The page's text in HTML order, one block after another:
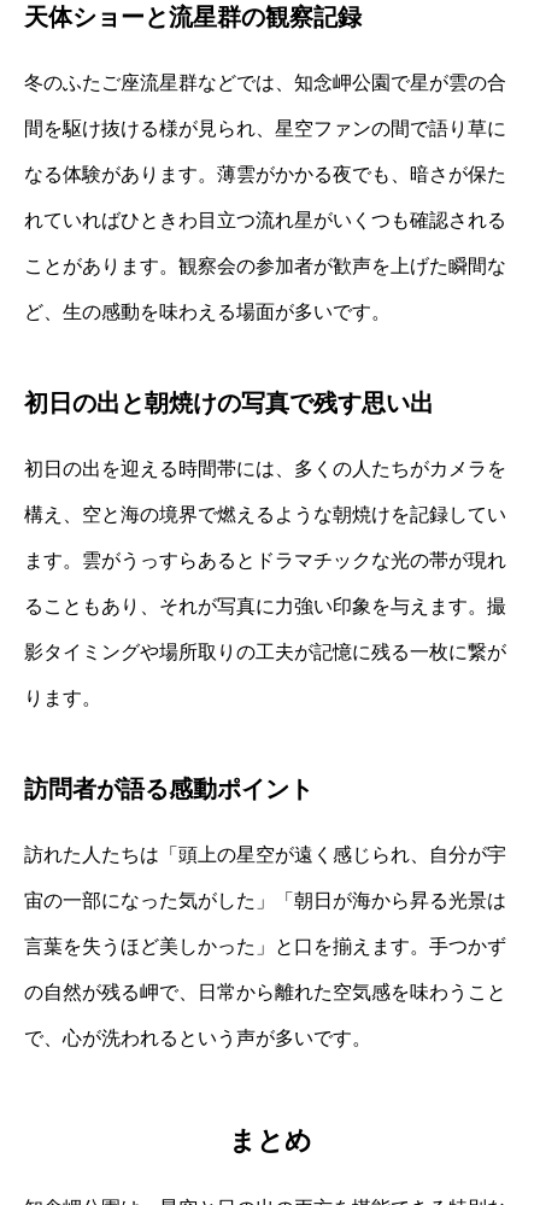
天体ショーと流星群の観察記録
冬のふたご座流星群などでは、知念岬公園で星が雲の合
間を駆け抜ける様が見られ、星空ファンの間で語り草に
なる体験があります。薄雲がかかる夜でも、暗さが保た
れていればひときわ目立つ流れ星がいくつも確認される
ことがあります。観察会の参加者が歓声を上げた瞬間な
ど、生の感動を味わえる場面が多いです。
初日の出と朝焼けの写真で残す思い出
初日の出を迎える時間帯には、多くの人たちがカメラを
構え、空と海の境界で燃えるような朝焼けを記録してい
ます。雲がうっすらあるとドラマチックな光の帯が現れ
ることもあり、それが写真に力強い印象を与えます。撮
影タイミングや場所取りの工夫が記憶に残る一枚に繋が
ります。
訪問者が語る感動ポイント
訪れた人たちは「頭上の星空が遠く感じられ、自分が宇
宙の一部になった気がした」「朝日が海から昇る光景は
言葉を失うほど美しかった」と口を揃えます。手つかず
の自然が残る岬で、日常から離れた空気感を味わうこと
で、心が洗われるという声が多いです。
まとめ